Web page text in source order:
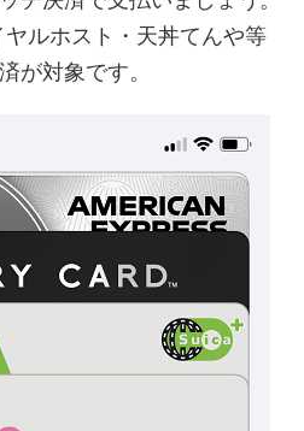
ルホスト・天丼てんや等
が対象です。